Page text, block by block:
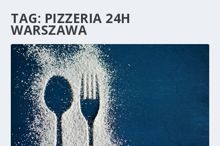
TAG: PIZZERIA 24H
WARSZAWA